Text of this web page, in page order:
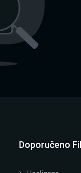
Doporučeno